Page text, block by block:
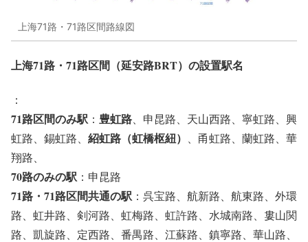
上海71路・71路区間路線図
上海71路・71路区間（延安路BRT）の設置駅名
：
71路区間のみ駅 ： 豊虹路 、申昆路、天山西路、寧虹路、興
虹路、錫虹路、 紹虹路（虹橋枢紐）
、甬虹路、蘭虹路、華
翔路、
70路のみの駅 ：申昆路
71路・71路区間共通の駅 ：呉宝路、航新路、航東路、外環
路、虹井路、剣河路、虹梅路、虹許路、水城南路、婁山関
路、凱旋路、定西路、番禺路、江蘇路、鎮寧路、華山路、